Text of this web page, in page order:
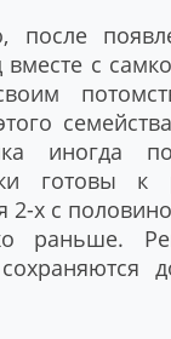
после
вместе с
иногда
готовы к
2-х с
раньше.